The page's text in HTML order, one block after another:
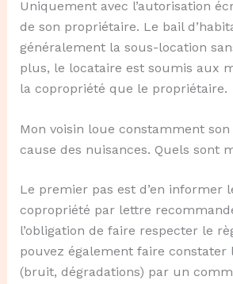
Uniquement avec l’autorisation
de son propriétaire. Le bail
généralement la sous-location
plus, le locataire est soumis aux
la copropriété que le propriétaire.
Mon voisin loue constamment
cause des nuisances. Quels sont
Le premier pas est d’en informer
copropriété par lettre
l’obligation de faire respecter le
pouvez également faire constater
(bruit, dégradations) par un